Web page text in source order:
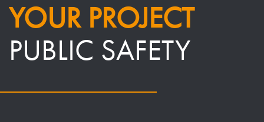
YOUR PROJECT
PUBLIC SAFETY